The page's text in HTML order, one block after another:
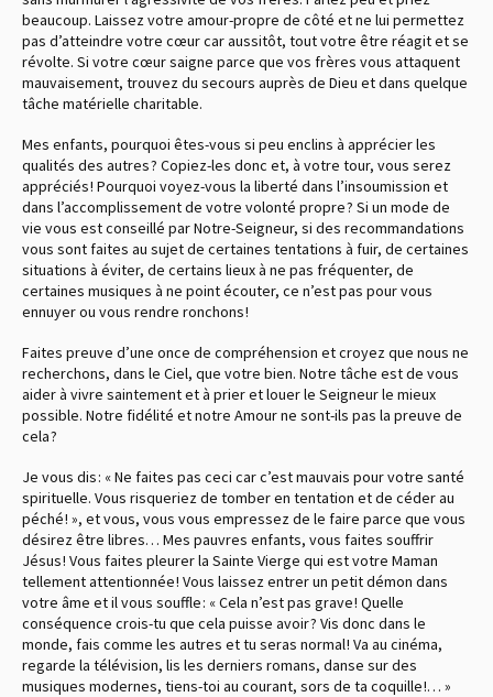
beaucoup. Laissez votre amour-propre de côté et ne lui permettez
pas d’atteindre votre cœur car aussitôt, tout votre être réagit et se
révolte. Si votre cœur saigne parce que vos frères vous attaquent
mauvaisement, trouvez du secours auprès de Dieu et dans quelque
tâche matérielle charitable.
Mes enfants, pourquoi êtes-vous si peu enclins à apprécier les
qualités des autres ? Copiez-les donc et, à votre tour, vous serez
appréciés ! Pourquoi voyez-vous la liberté dans l’insoumission et
dans l’accomplissement de votre volonté propre ? Si un mode de
vie vous est conseillé par Notre-Seigneur, si des recommandations
vous sont faites au sujet de certaines tentations à fuir, de certaines
situations à éviter, de certains lieux à ne pas fréquenter, de
certaines musiques à ne point écouter, ce n’est pas pour vous
ennuyer ou vous rendre ronchons !
Faites preuve d’une once de compréhension et croyez que nous ne
recherchons, dans le Ciel, que votre bien. Notre tâche est de vous
aider à vivre saintement et à prier et louer le Seigneur le mieux
possible. Notre fidélité et notre Amour ne sont-ils pas la preuve de
cela ?
Je vous dis : « Ne faites pas ceci car c’est mauvais pour votre santé
spirituelle. Vous risqueriez de tomber en tentation et de céder au
péché ! », et vous, vous vous empressez de le faire parce que vous
désirez être libres… Mes pauvres enfants, vous faites souffrir
Jésus ! Vous faites pleurer la Sainte Vierge qui est votre Maman
tellement attentionnée ! Vous laissez entrer un petit démon dans
votre âme et il vous souffle : « Cela n’est pas grave ! Quelle
conséquence crois-tu que cela puisse avoir ? Vis donc dans le
monde, fais comme les autres et tu seras normal ! Va au cinéma,
regarde la télévision, lis les derniers romans, danse sur des
musiques modernes, tiens-toi au courant, sors de ta coquille !… »